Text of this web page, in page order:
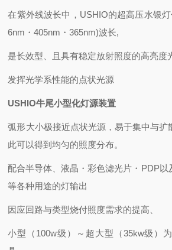
在紫外线波长中，USHIO的超高压水银
6nm・405nm・365nm)波长,
是长效型、且具有稳定放射照度的高亮度
发挥光学系性能的点状光源
USHIO牛尾小型化灯源装置
弧形大小极接近点状光源，易于集中与扩
此可以得到均匀的照度分布。
配合半导体、液晶・彩色滤光片・PDP以
等各种用途的灯输出
因应回路与类型烧付照度需求的提高、
小型（100w级）～超大型（35kw级）